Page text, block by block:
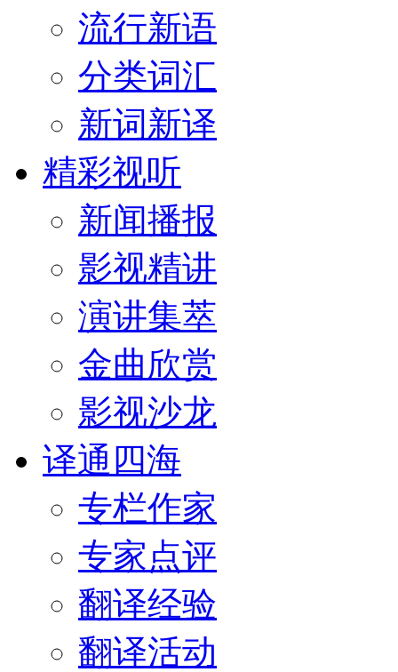
流行新语
分类词汇
新词新译
精彩视听
新闻播报
影视精讲
演讲集萃
金曲欣赏
影视沙龙
译通四海
专栏作家
专家点评
翻译经验
翻译活动